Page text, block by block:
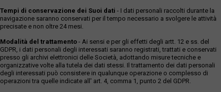
Tempi di conservazione dei Suoi dati - I dati personali raccolti durante la
navigazione saranno conservati per il tempo necessario a svolgere le attività
precisate e non oltre 24 mesi.
Modalità del trattamento - Ai sensi e per gli effetti degli artt. 12 e ss. del
GDPR, i dati personali degli interessati saranno registrati, trattati e conservati
presso gli archivi elettronici delle Società, adottando misure tecniche e
organizzative volte alla tutela dei dati stessi. Il trattamento dei dati personali
degli interessati può consistere in qualunque operazione o complesso di
operazioni tra quelle indicate all' art. 4, comma 1, punto 2 del GDPR.